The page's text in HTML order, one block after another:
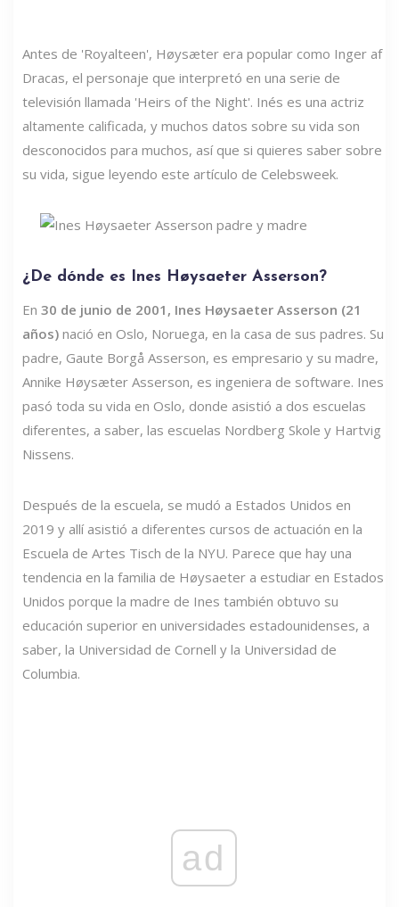
Antes de 'Royalteen', Høysæter era popular como Inger af
Dracas, el personaje que interpretó en una serie de
televisión llamada 'Heirs of the Night'. Inés es una actriz
altamente calificada, y muchos datos sobre su vida son
desconocidos para muchos, así que si quieres saber sobre
su vida, sigue leyendo este artículo de Celebsweek.
¿De dónde es Ines Høysaeter Asserson?
En 30 de junio de 2001, Ines Høysaeter Asserson (21
años) nació en Oslo, Noruega, en la casa de sus padres. Su
padre, Gaute Borgå Asserson, es empresario y su madre,
Annike Høysæter Asserson, es ingeniera de software. Ines
pasó toda su vida en Oslo, donde asistió a dos escuelas
diferentes, a saber, las escuelas Nordberg Skole y Hartvig
Nissens.
Después de la escuela, se mudó a Estados Unidos en
2019 y allí asistió a diferentes cursos de actuación en la
Escuela de Artes Tisch de la NYU. Parece que hay una
tendencia en la familia de Høysaeter a estudiar en Estados
Unidos porque la madre de Ines también obtuvo su
educación superior en universidades estadounidenses, a
saber, la Universidad de Cornell y la Universidad de
Columbia.
ad